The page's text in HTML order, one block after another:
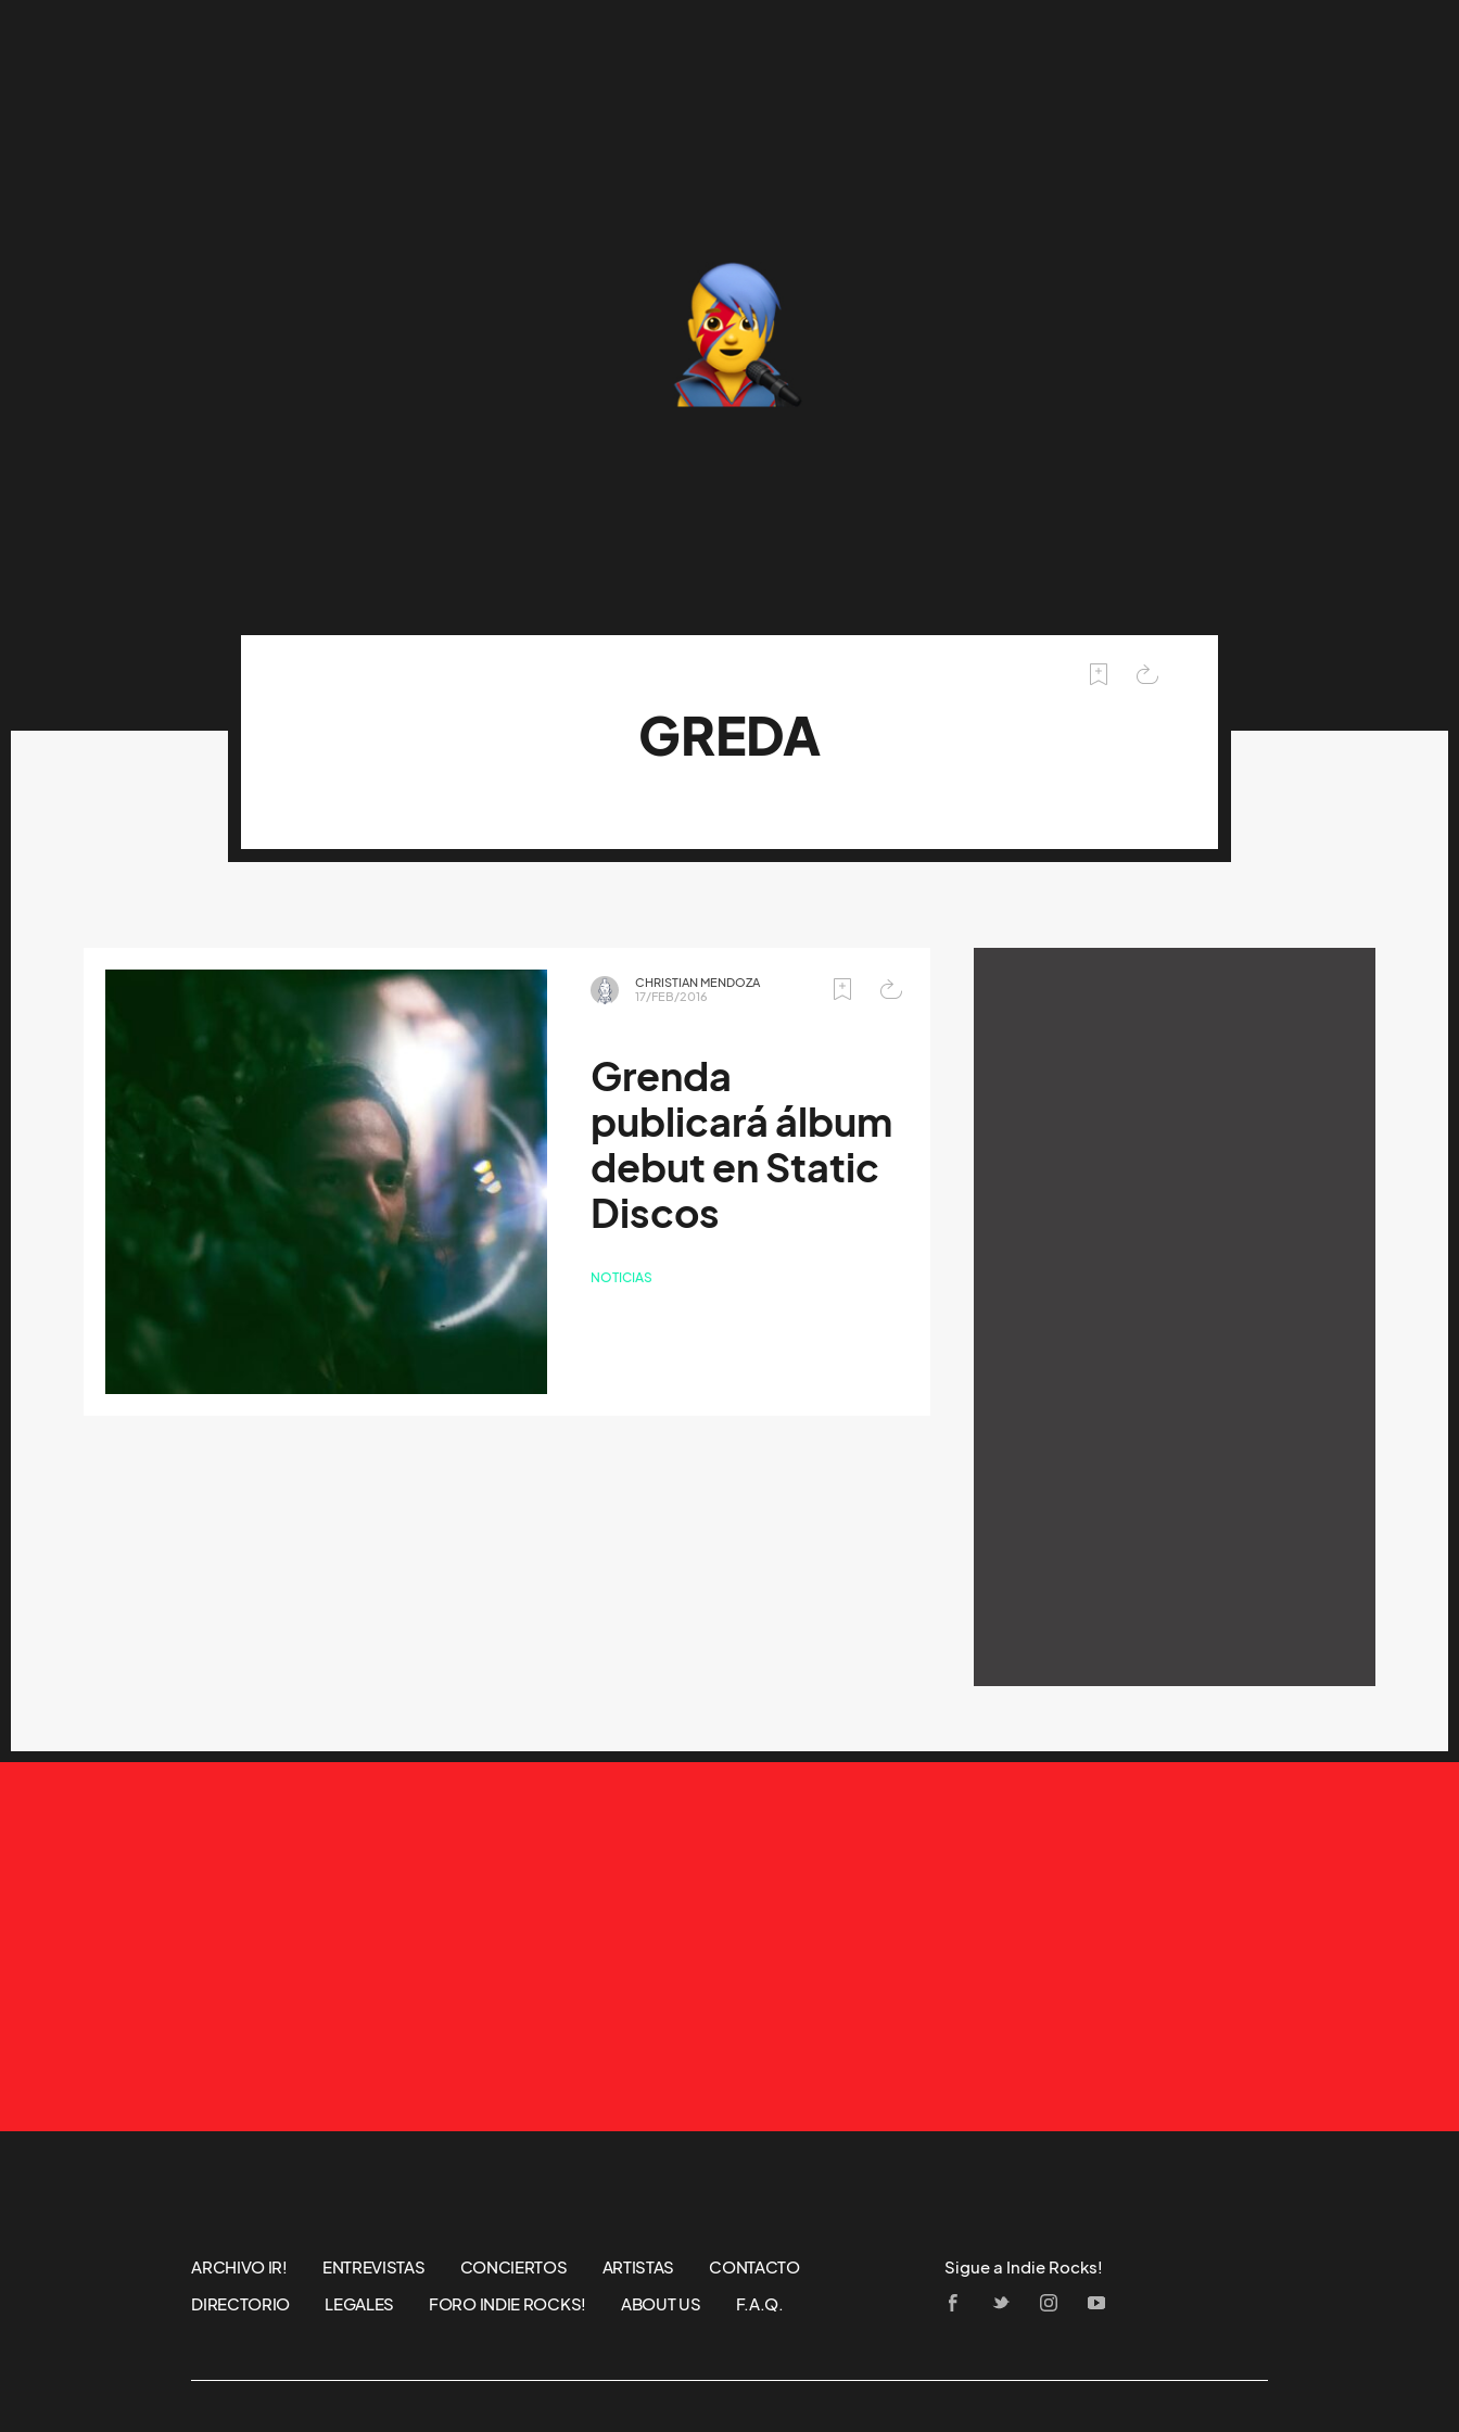
GREDA
CHRISTIAN MENDOZA
17/FEB/2016
Grenda
publicará álbum
debut en Static
Discos
NOTICIAS
ARCHIVO IR! ENTREVISTAS CONCIERTOS ARTISTAS
CONTACTO
DIRECTORIO
LEGALES FORO INDIE ROCKS! ABOUT US F.A.Q.
Sigue a Indie Rocks!